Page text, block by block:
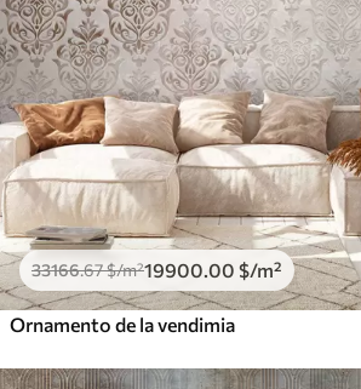
33166.67$/m²19900 .00 $/m²
Ornamento de la vendimia